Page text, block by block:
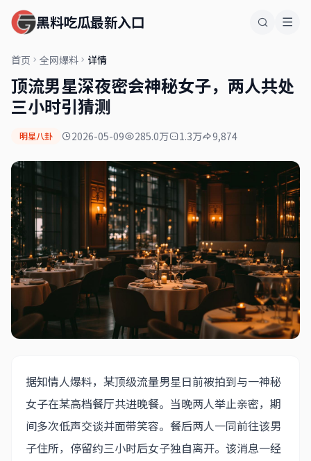
黑料吃瓜最新入口
首页 全网爆料 详情
顶流男星深夜密会神秘女子，两人共处
三小时引猜测
明星八卦 2026-05-09 285.0万 1.3万 9,874
据知情人爆料，某顶级流量男星日前被拍到与一神秘
女子在某高档餐厅共进晚餐。当晚两人举止亲密，期
间多次低声交谈并面带笑容。餐后两人一同前往该男
子住所，停留约三小时后女子独自离开。该消息一经